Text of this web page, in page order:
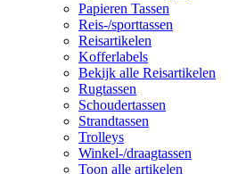
Papieren Tassen
Reis-/sporttassen
Reisartikelen
Kofferlabels
Bekijk alle Reisartikelen
Rugtassen
Schoudertassen
Strandtassen
Trolleys
Winkel-/draagtassen
Toon alle artikelen